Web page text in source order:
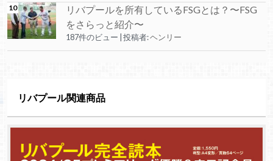
リバプールを所有しているFSGとは？〜FSG
をさらっと紹介〜
187件のビュー 投稿者:ヘンリー
リバプール関連商品